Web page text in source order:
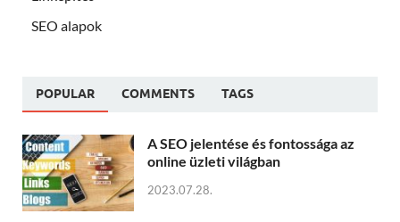
SEO alapok
POPULAR COMMENTS TAGS
A SEO jelentése és fontossága az
online üzleti világban
2023.07.28.